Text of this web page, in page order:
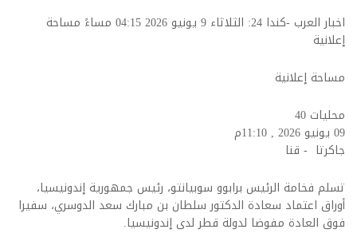
اخبار العرب -كندا 24: الثلاثاء 9 يونيو 2026 04:15 مساءً مساحة
إعلانية
مساحة إعلانية
محليات40
09 يونيو 2026 , 11:10م
جاكرتا - قنا
تسلم فخامة الرئيس برابوو سوبيانتو، رئيس جمهورية إندونيسيا،
أوراق اعتماد سعادة الدكتور سلطان بن مبارك سعد الدوسري، سفيرا
فوق العادة مفوضا لدولة قطر لدى إندونيسيا.